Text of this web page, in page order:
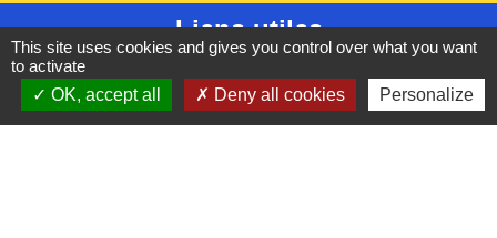
Liens utiles
France Titres - ANTS
Oise mobilité
This site uses cookies and gives you control over what you want
to activate
OK, accept all
Deny all cookies Personalize